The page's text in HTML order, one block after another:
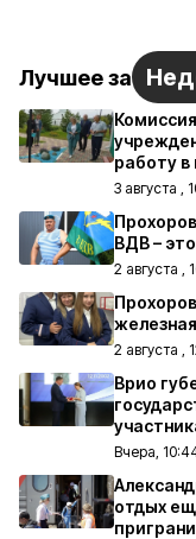
Лучшее за
работу в
3 августа ,
ВДВ –
2 августа ,
2 августа ,
Врио
Вчера,
отдых